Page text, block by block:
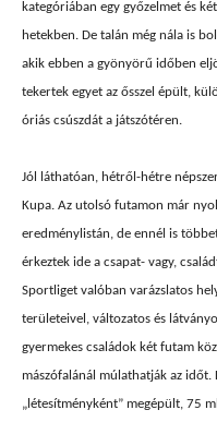
kategóriában egy győzelmet és
hetekben. De talán még nála is
akik ebben a gyönyörű időben
tekertek egyet az ősszel épült,
óriás csúszdát a játszótéren.
Jól láthatóan, hétről-hétre
Kupa. Az utolsó futamon már
eredménylistán, de ennél is
érkeztek ide a csapat- vagy,
Sportliget valóban varázslatos
területeivel, változatos és
gyermekes családok két futam
mászófalánál múlathatják az időt.
„létesítményként” megépült, 75